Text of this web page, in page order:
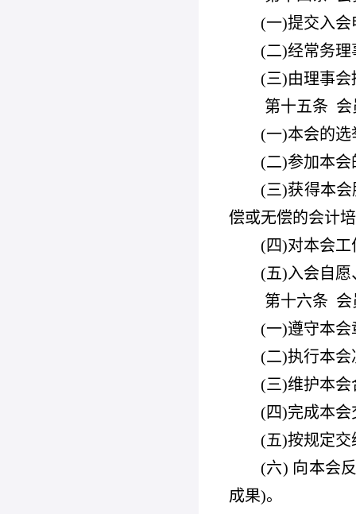
(一)提交入会
(二)经常务
(三)由理事
第十五条 会
(一)本会的选
(二)参加本
(三)获得本
偿或无偿的会计
(四)对本会
(五)入会自
第十六条 会
(一)遵守本会
(二)执行本会
(三)维护本
(四)完成本
(五)按规定
(六) 向本会
成果)。